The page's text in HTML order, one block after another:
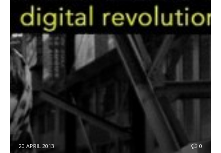
20 APRIL 2013 0